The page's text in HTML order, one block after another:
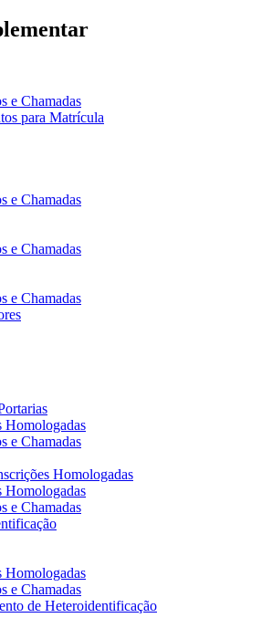
e Chamadas
para Matrícula
e Chamadas
e Chamadas
e Chamadas
Homologadas
e Chamadas
Homologadas
Homologadas
e Chamadas
Homologadas
e Chamadas
de Heteroidentificação